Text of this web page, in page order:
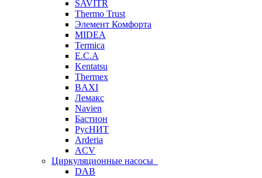
SAVITR
Thermo Trust
Элемент Комфорта
MIDEA
Termica
E.C.A
Kentatsu
Thermex
BAXI
Лемакс
Navien
Бастион
РусНИТ
Arderia
ACV
Циркуляционные насосы
DAB